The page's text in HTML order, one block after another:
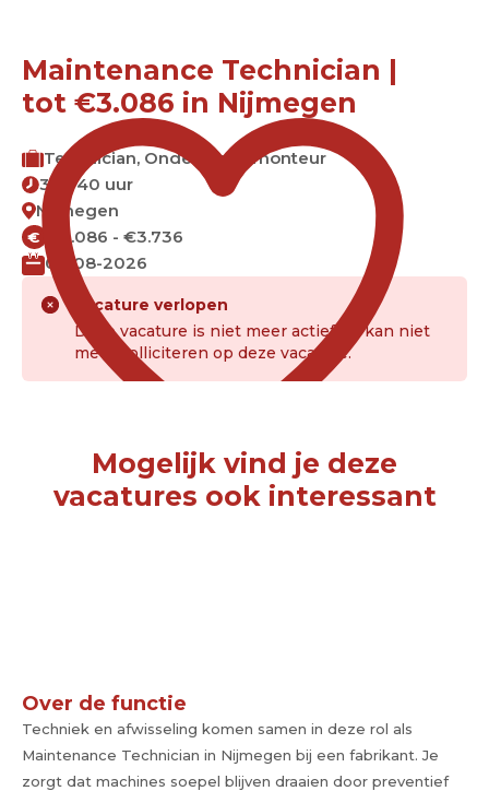
Maintenance Technician |
tot €3.086 in Nijmegen
Technician, Onderhoudsmonteur
32 - 40 uur
Nijmegen
€
€3.086 - €3.736
07-08-2026
Vacature verlopen
Deze vacature is niet meer actief. Je kan niet
meer solliciteren op deze vacature.
Mogelijk vind je deze
vacatures ook interessant
Over de functie
Techniek en afwisseling komen samen in deze rol als
Maintenance Technician in Nijmegen bij een fabrikant. Je
zorgt dat machines soepel blijven draaien door preventief